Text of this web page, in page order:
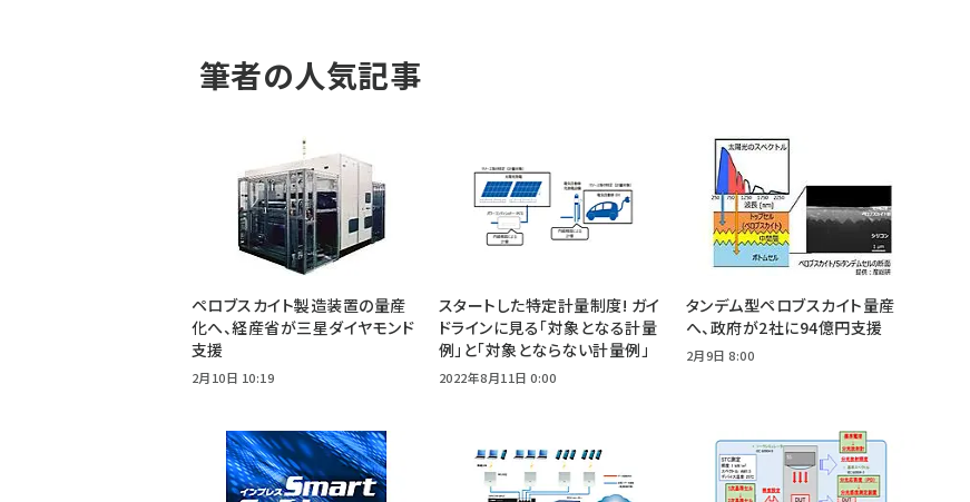
筆者の人気記事
ペロブスカイト製造装置の量産
化へ、経産省が三星ダイヤモンド
支援
2月10日 10:19
スタートした特定計量制度! ガイ
ドラインに見る「対象となる計量
例」と「対象とならない計量例」
2022年8月11日 0:00
タンデム型ペロブスカイト量産
へ、政府が2社に94億円支援
2月9日 8:00